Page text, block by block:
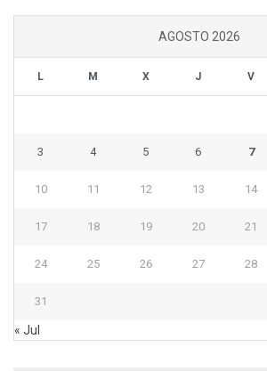
AGOSTO 2026
L M X J V
3 4 5 6 7
10 11 12 13 14
17 18 19 20 21
24 25 26 27 28
31
« Jul